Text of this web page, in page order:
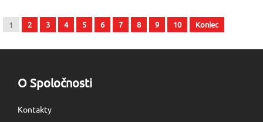
1 2 3 4 5 6 7 8 9 10 Koniec
O Spoločnosti
Kontakty